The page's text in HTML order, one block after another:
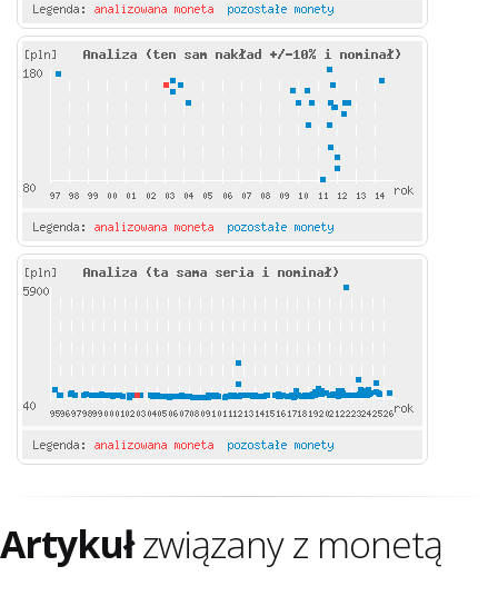
Artykułzwiązany z monetą